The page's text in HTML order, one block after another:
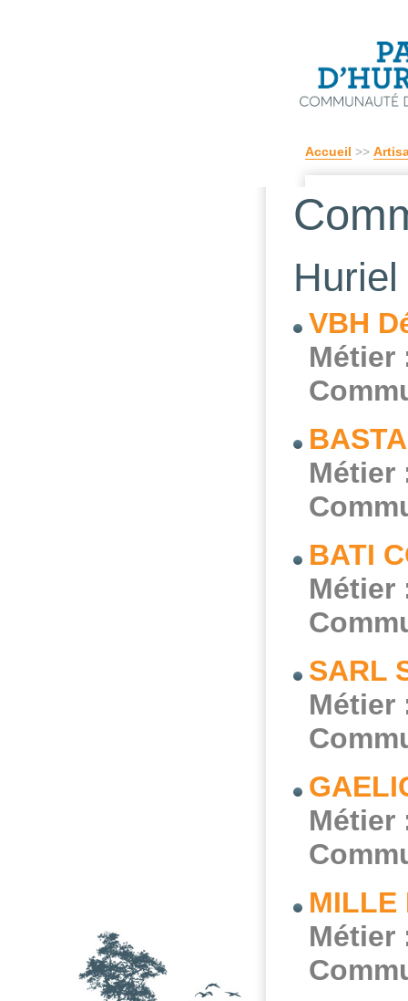
Accueil >>
Huriel
VBH
Métier
Métier
BATI
Métier
SARL
Métier
Métier
MILLE
Métier